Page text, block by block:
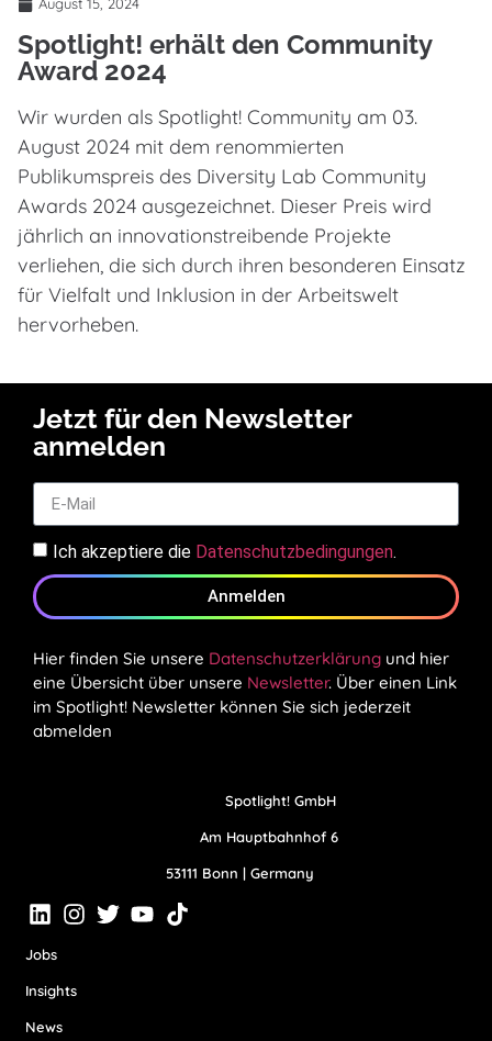
Spotlight! erhält den Community
Award 2024
Wir wurden als Spotlight! Community am 03.
August 2024 mit dem renommierten
Publikumspreis des Diversity Lab Community
Awards 2024 ausgezeichnet. Dieser Preis wird
jährlich an innovationstreibende Projekte
verliehen, die sich durch ihren besonderen Einsatz
für Vielfalt und Inklusion in der Arbeitswelt
hervorheben.
Jetzt für den Newsletter
anmelden
Ich akzeptiere die Datenschutzbedingungen.
Anmelden
Hier finden Sie unsere Datenschutzerklärung und hier
eine Übersicht über unsere Newsletter. Über einen Link
im Spotlight! Newsletter können Sie sich jederzeit
abmelden
Spotlight! GmbH
Am Hauptbahnhof 6
53111 Bonn | Germany
Jobs
Insights
News